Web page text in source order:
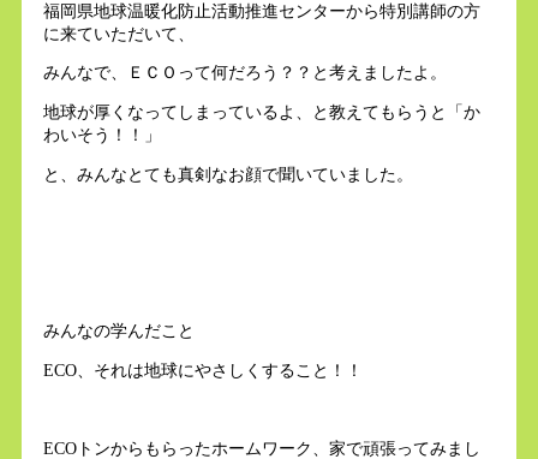
福岡県地球温暖化防止活動推進センターから特別講師の方
に来ていただいて、
みんなで、ＥＣＯって何だろう？？と考えましたよ。
地球が厚くなってしまっているよ、と教えてもらうと「か
わいそう！！」
と、みんなとても真剣なお顔で聞いていました。
みんなの学んだこと
ECO、それは地球にやさしくすること！！
ECOトンからもらったホームワーク、家で頑張ってみまし